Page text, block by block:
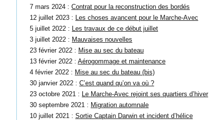
7 mars 2024 : Contrat pour la reconstruction des bordés
12 juillet 2023 :
Les choses avancent pour le Marche-Avec
5 juillet 2022 :
Les travaux de ce début juillet
3 juillet 2022 : Mauvaises nouvelles
23 février 2022 : Mise au sec du bateau
13 février 2022 : Aérogommage et maintenance
4 février 2022 : Mise au sec du bateau (bis)
30 janvier 2022 : C’est quand qu’on va où ?
23 octobre 2021 :
Le Marche-Avec rejoint ses quartiers d’hiver
30 septembre 2021 : Migration automnale
10 juillet 2021 : Sortie Captain Darwin et incident d’hélice